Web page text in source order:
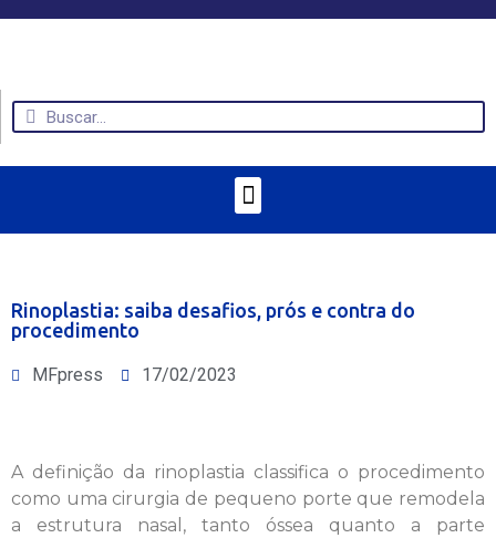
Rinoplastia: saiba desafios, prós e contra do
procedimento
MFpress 17/02/2023
A definição da rinoplastia classifica o procedimento
como uma cirurgia de pequeno porte que remodela
a estrutura nasal, tanto óssea quanto a parte